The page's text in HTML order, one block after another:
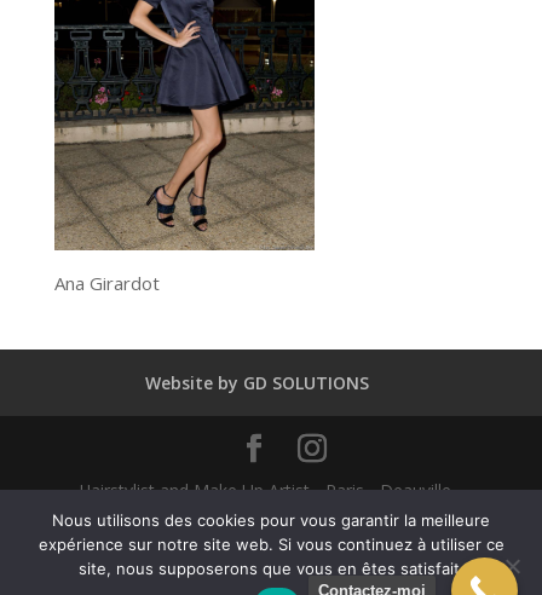
Ana Girardot
Website by GD SOLUTIONS
Hairstylist and Make Up Artist - Paris - Deauville -
Dubaï - New York - Alexandra Mathieu 2025
Contactez-moi
English(Anglais) Français
Nous utilisons des cookies pour vous garantir la meilleure
expérience sur notre site web. Si vous continuez à utiliser ce
site, nous supposerons que vous en êtes satisfait.